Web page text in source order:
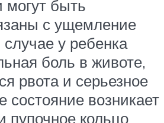
могут быть
с ущемление
у ребенка
боль в животе,
рвота и серьезное
состояние возникает
пупочное кольцо